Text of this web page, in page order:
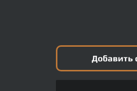
Добавить